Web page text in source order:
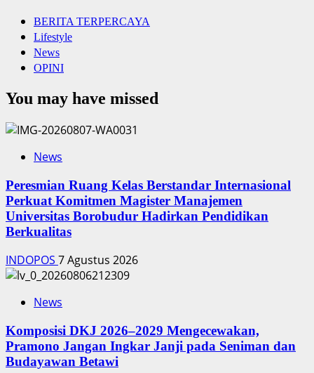
BERITA TERPERCAYA
Lifestyle
News
OPINI
You may have missed
News
Peresmian Ruang Kelas Berstandar Internasional
Perkuat Komitmen Magister Manajemen
Universitas Borobudur Hadirkan Pendidikan
Berkualitas
INDOPOS 7 Agustus 2026
News
Komposisi DKJ 2026–2029 Mengecewakan,
Pramono Jangan Ingkar Janji pada Seniman dan
Budayawan Betawi